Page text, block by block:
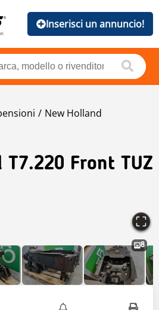
Inserisci un annuncio!
New Holland
T7.220 Front TUZ
8